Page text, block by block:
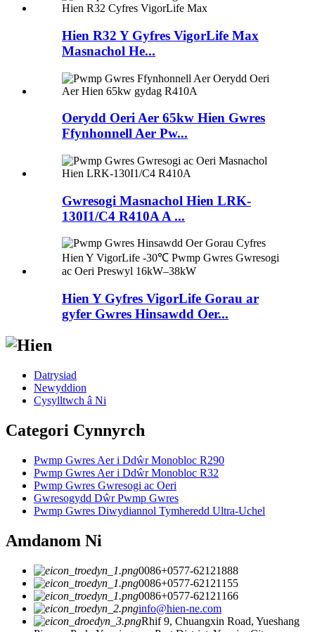
Hien R32 Y Gyfres VigorLife Max
Masnachol He...
Oerydd Oeri Aer 65kw Hien Gwres
Ffynhonnell Aer Pw...
Gwresogi Masnachol Hien LRK-
130I1/C4 R410A A ...
Hien Y Gyfres VigorLife Gorau ar
gyfer Gwres Hinsawdd Oer...
Datrysiad
Newyddion
Cysylltwch â Ni
Categori Cynnyrch
Pwmp Gwres Aer i Ddŵr Monobloc R290
Pwmp Gwres Aer i Ddŵr Monobloc R32
Pwmp Gwres Gwresogi ac Oeri
Gwresogydd Dŵr Pwmp Gwres
Pwmp Gwres Diwydiannol Tymheredd Ultra-Uchel
Amdanom Ni
0086+0577-62121888
0086+0577-62121155
0086+0577-62121166
info@hien-ne.com
Rhif 9, Chuangxin Road, Yueshang